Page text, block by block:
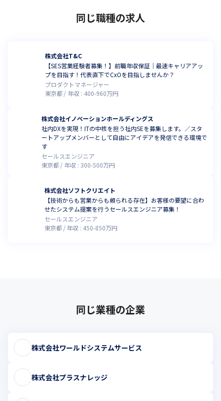
同じ職種の求人
株式会社T&C
【SES営業経験者募集！】前職年収保証｜最速キャリアアッ
プを目指す！代表直下でCxOを目指しませんか？
プロダクトマネージャー
東京都
年収 : 400-960万円
株式会社イノベーションホールディングス
社内DXを実現！ITの中核を担う社内SEを募集します。／スタ
ートアップメンバーとして自由にアイデアを発信できる環境で
す
セールスエンジニア
東京都
年収 : 300-500万円
株式会社ソフトクリエイト
【技術からも営業からも頼られる存在】お客様の要望に合わ
せたシステム提案を行うセールスエンジニア募集！
セールスエンジニア
東京都
年収 : 450-850万円
同じ業種の企業
株式会社ワールドシステムサービス
株式会社プラスナレッジ